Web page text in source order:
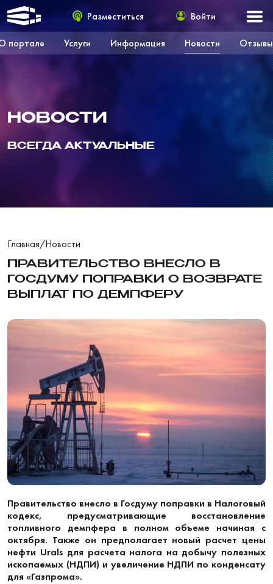
портале Услуги Информация Новости Отзывы
Разместиться Войти
НОВОСТИ
ВСЕГДА АКТУАЛЬНЫЕ
Главная/Новости
ПРАВИТЕЛЬСТВО ВНЕСЛО В
ГОСДУМУ ПОПРАВКИ О ВОЗВРАТЕ
ВЫПЛАТ ПО ДЕМПФЕРУ
Правительство внесло в Госдуму поправки в Налоговый
кодекс, предусматривающие восстановление
топливного демпфера в полном объеме начиная с
октября. Также он предполагает новый расчет цены
нефти Urals для расчета налога на добычу полезных
ископаемых (НДПИ) и увеличение НДПИ по конденсату
для «Газпрома».